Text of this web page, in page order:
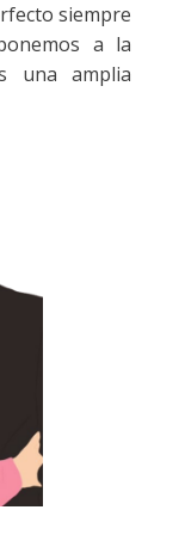
siempre
a la
una amplia